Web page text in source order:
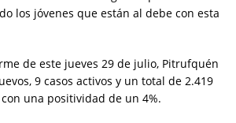
los jóvenes que están al debe con esta
de este jueves 29 de julio, Pitrufquén
9 casos activos y un total de 2.419
una positividad de un 4%.